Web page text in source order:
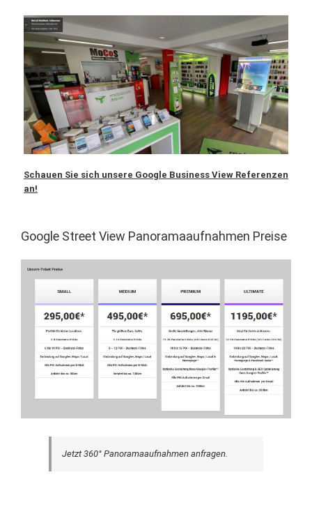
Schauen Sie sich unsere Google Business View Referenzen
an!
Google Street View Panoramaaufnahmen Preise
Jetzt 360° Panoramaaufnahmen anfragen.